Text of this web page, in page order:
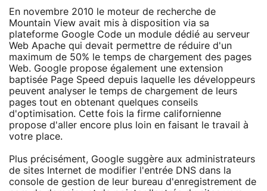
En novembre 2010 le moteur de recherche de
Mountain View avait mis à disposition via sa
plateforme Google Code un module dédié au serveur
Web Apache qui devait permettre de réduire d'un
maximum de 50% le temps de chargement des pages
Web. Google propose également une extension
baptisée Page Speed depuis laquelle les développeurs
peuvent analyser le temps de chargement de leurs
pages tout en obtenant quelques conseils
d'optimisation. Cette fois la firme californienne
propose d'aller encore plus loin en faisant le travail à
votre place.
Plus précisément, Google suggère aux administrateurs
de sites Internet de modifier l'entrée DNS dans la
console de gestion de leur bureau d'enregistrement de